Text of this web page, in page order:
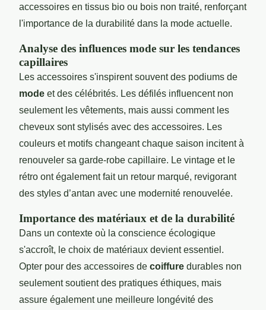
accessoires en tissus bio ou bois non traité, renforçant
l'importance de la durabilité dans la mode actuelle.
Analyse des influences mode sur les tendances
capillaires
Les accessoires s'inspirent souvent des podiums de
mode et des célébrités. Les défilés influencent non
seulement les vêtements, mais aussi comment les
cheveux sont stylisés avec des accessoires. Les
couleurs et motifs changeant chaque saison incitent à
renouveler sa garde-robe capillaire. Le vintage et le
rétro ont également fait un retour marqué, revigorant
des styles d’antan avec une modernité renouvelée.
Importance des matériaux et de la durabilité
Dans un contexte où la conscience écologique
s'accroît, le choix de matériaux devient essentiel.
Opter pour des accessoires de coiffure durables non
seulement soutient des pratiques éthiques, mais
assure également une meilleure longévité des